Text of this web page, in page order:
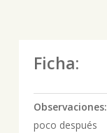
Ficha:
Observaciones:
poco después